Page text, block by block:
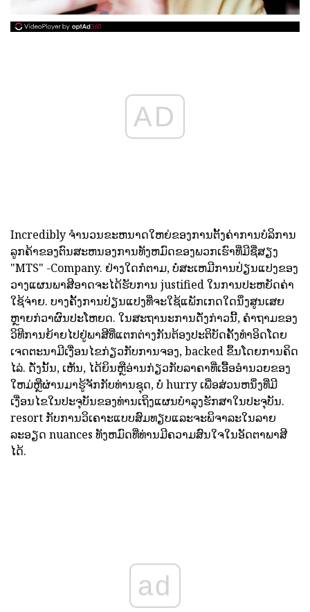
AD
Incredibly ຈໍານວນຂະຫນາດໃຫຍ່ຂອງການຕັ້ງຄ່າການບໍລິການ
ລູກຄ້າຂອງຕົນສະຫນອງການທັງຫມົດຂອງພວກເຮົາທີ່ມີຊື່ສຽງ
"MTS" -Company. ຢ່າງໃດກໍຕາມ, ບໍ່ສະເຫມີການປ່ຽນແປງຂອງ
ວາງແຜນພາສີອາດຈະໄດ້ຮັບການ justified ໃນການປະຫຍັດຄ່າ
ໃຊ້ຈ່າຍ. ບາງຄັ້ງການປ່ຽນແປງທີ່ຈະໃຊ້ແພັກເກດໃດນຶ່ງສູນເສຍ
ຫຼາຍກ່ວາຜົນປະໂຫຍດ. ໃນສະຖານະການດັ່ງກ່າວນີ້, ຄໍາຖາມຂອງ
ວິທີການຍ້າຍໄປຢູ່ພາສີທີ່ແຕກຕ່າງກັນຕ້ອງປະຕິບັດຄັ້ງທໍາອິດໂດຍ
ເຈດຕະນາມີເງື່ອນໄຂກ່ຽວກັບການຈອງ, backed ຂຶ້ນໂດຍການຄິດ
ໄລ່. ດັ່ງນັ້ນ, ເຫັນ, ໄດ້ຍິນຫຼືອ່ານກ່ຽວກັບລາຄາທີ່ເອື້ອອໍານວຍຂອງ
ໃຫມ່ຫຼືຜ່ານມາຮູ້ຈັກກັບທ່ານຊຸດ, ບໍ່ hurry ເພື່ອສ່ວນຫນຶ່ງທີ່ມີ
ເງື່ອນໄຂໃນປະຈຸບັນຂອງທ່ານເຖິງແຜນບໍາລຸງຮັກສາໃນປະຈຸບັນ.
resort ກັບການວິເຄາະແບບສົມທຽບແລະຈະພິຈາລະໃນລາຍ
ລະອຽດ nuances ທັງຫມົດທີ່ທ່ານມີຄວາມສົນໃຈໃນອັດຕາພາສີ
ໄດ້.
ad